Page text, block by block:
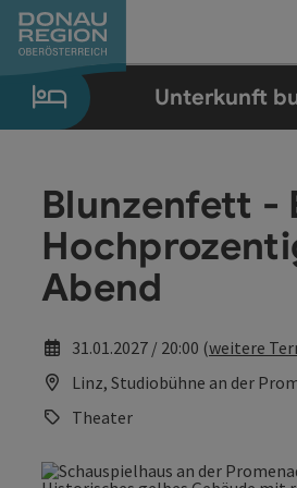
Zum Inhalt
Zur Navigation
Zum Seitenanfang
Zur Kontaktseite
Zum Impressum
Zur Startseite
Unterkunft
Blunzenfett -
Abend
31.01.2027 / 20:00 (weitere
Linz, Studiobühne an der
Theater